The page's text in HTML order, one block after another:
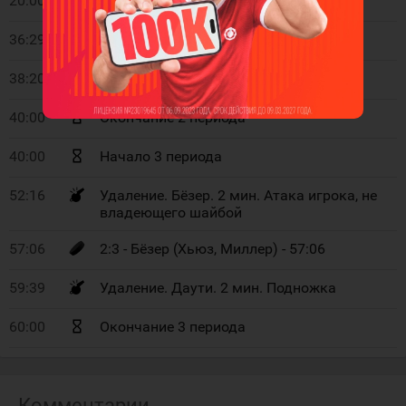
36:29 1:2 - Лизотт (Спенс, Копитар) - 36:29
38:20 1:3 - Копитар (Кемпе, Байфилд) - 38:20
40:00 Окончание 2 периода
40:00 Начало 3 периода
52:16
Удаление. Бёзер. 2 мин. Атака игрока, не
владеющего шайбой
57:06 2:3 - Бёзер (Хьюз, Миллер) - 57:06
59:39 Удаление. Даути. 2 мин. Подножка
60:00 Окончание 3 периода